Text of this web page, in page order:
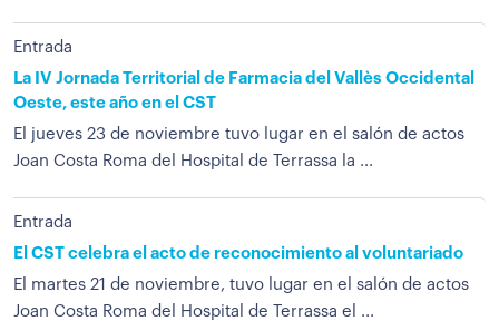
Entrada
La IV Jornada Territorial de Farmacia del Vallès Occidental
Oeste, este año en el CST
El jueves 23 de noviembre tuvo lugar en el salón de actos
Joan Costa Roma del Hospital de Terrassa la ...
Entrada
El CST celebra el acto de reconocimiento al voluntariado
El martes 21 de noviembre, tuvo lugar en el salón de actos
Joan Costa Roma del Hospital de Terrassa el ...